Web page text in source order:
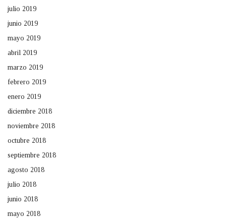
julio 2019
junio 2019
mayo 2019
abril 2019
marzo 2019
febrero 2019
enero 2019
diciembre 2018
noviembre 2018
octubre 2018
septiembre 2018
agosto 2018
julio 2018
junio 2018
mayo 2018